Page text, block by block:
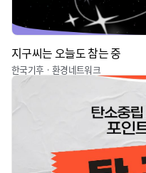
지구씨는 오늘도 참는 중
한국기후ㆍ환경네트워크